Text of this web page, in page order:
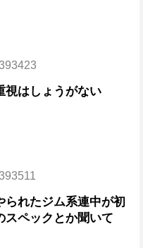
視はしょうがない
られたジム系連中が初
スペックとか聞いて